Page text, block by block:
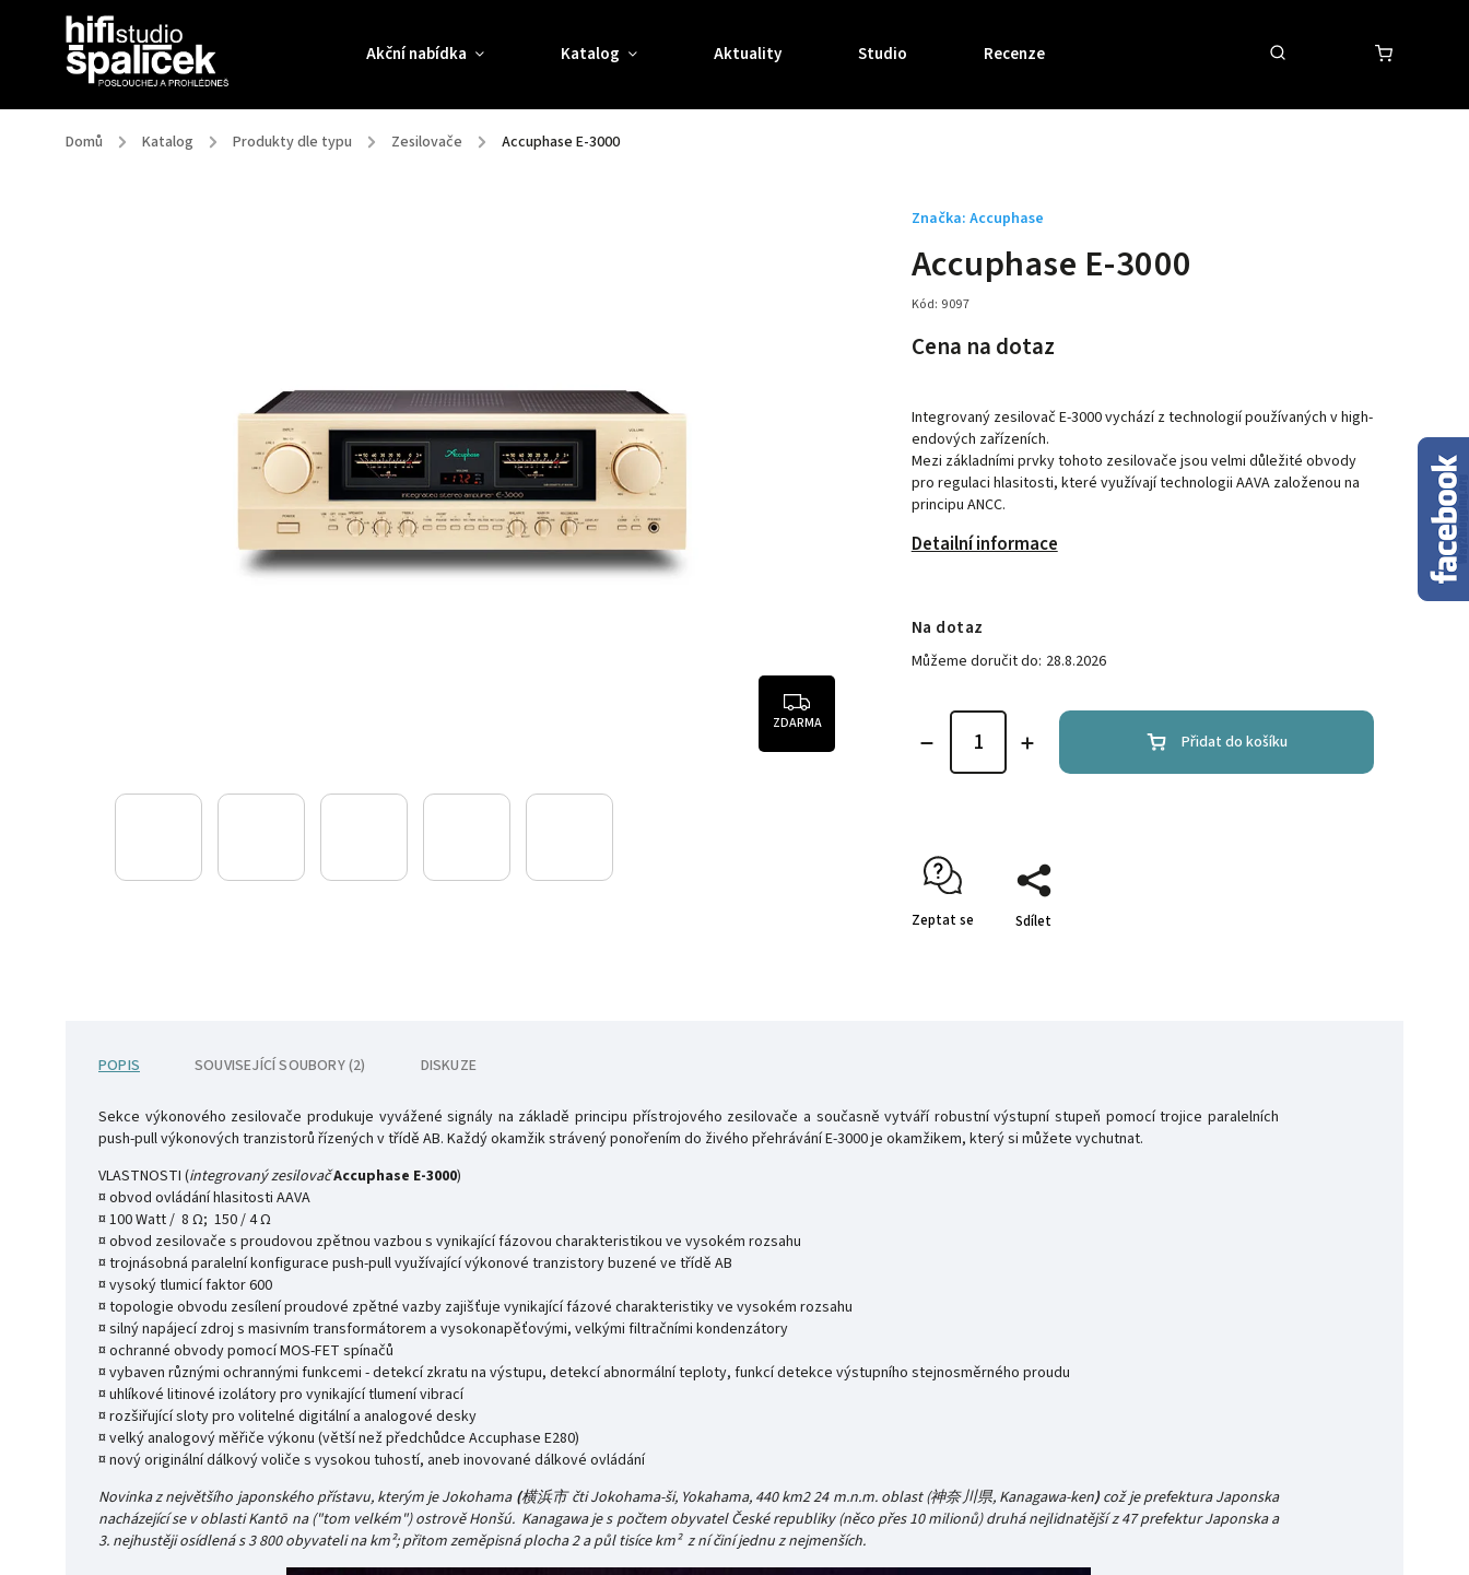
Akční nabídka Katalog Aktuality Studio Recenze Kontakty
Domů / Katalog / Produkty dle typu / Zesilovače / Accuphase E-3000
ZDARMA
Accuphase E-3000
Kód: 9097
Cena na dotaz
Integrovaný zesilovač E-3000 vychází z technologií používaných v high-
endových zařízeních.
Mezi základními prvky tohoto zesilovače jsou velmi důležité obvody
pro regulaci hlasitosti, které využívají technologii AAVA založenou na
principu ANCC.
Detailní informace
Značka: Accuphase
Na dotaz
Můžeme doručit do: 28.8.2026
Přidat do košíku
Zeptat se Sdílet
POPIS SOUVISEJÍCÍ SOUBORY (2) DISKUZE
Sekce výkonového zesilovače produkuje vyvážené signály na základě principu přístrojového zesilovače a současně vytváří robustní výstupní stupeň pomocí trojice paralelních
push-pull výkonových tranzistorů řízených v třídě AB. Každý okamžik strávený ponořením do živého přehrávání E-3000 je okamžikem, který si můžete vychutnat.
VLASTNOSTI (integrovaný zesilovačAccuphase E-3000)
¤ obvod ovládání hlasitosti AAVA
¤ 100 Watt / 8 Ω; 150 / 4 Ω
¤ obvod zesilovače s proudovou zpětnou vazbou s vynikající fázovou charakteristikou ve vysokém rozsahu
¤ trojnásobná paralelní konfigurace push-pull využívající výkonové tranzistory buzené ve třídě AB
¤ vysoký tlumicí faktor 600
¤ topologie obvodu zesílení proudové zpětné vazby zajišťuje vynikající fázové charakteristiky ve vysokém rozsahu
¤ silný napájecí zdroj s masivním transformátorem a vysokonapěťovými, velkými filtračními kondenzátory
¤ ochranné obvody pomocí MOS-FET spínačů
¤ vybaven různými ochrannými funkcemi - detekcí zkratu na výstupu, detekcí abnormální teploty, funkcí detekce výstupního stejnosměrného proudu
¤ uhlíkové litinové izolátory pro vynikající tlumení vibrací
¤ rozšiřující sloty pro volitelné digitální a analogové desky
¤ velký analogový měřiče výkonu (větší než předchůdce Accuphase E280)
¤ nový originální dálkový voliče s vysokou tuhostí, aneb inovované dálkové ovládání
Novinka z největšího japonského přístavu, kterým je Jokohama (横浜市 čti Jokohama-ši, Yokahama, 440 km2 24 m.n.m. oblast (神奈川県, Kanagawa-ken)což je prefektura Japonska
nacházející se v oblasti Kantō na ("tom velkém") ostrově Honšú. Kanagawa je s počtem obyvatel České republiky (něco přes 10 milionů) druhá nejlidnatější z 47 prefektur Japonska a
3. nejhustěji osídlená s 3 800 obyvateli na km²; přitom zeměpisná plocha 2 a půl tisíce km² z ní činí jednu z nejmenších.